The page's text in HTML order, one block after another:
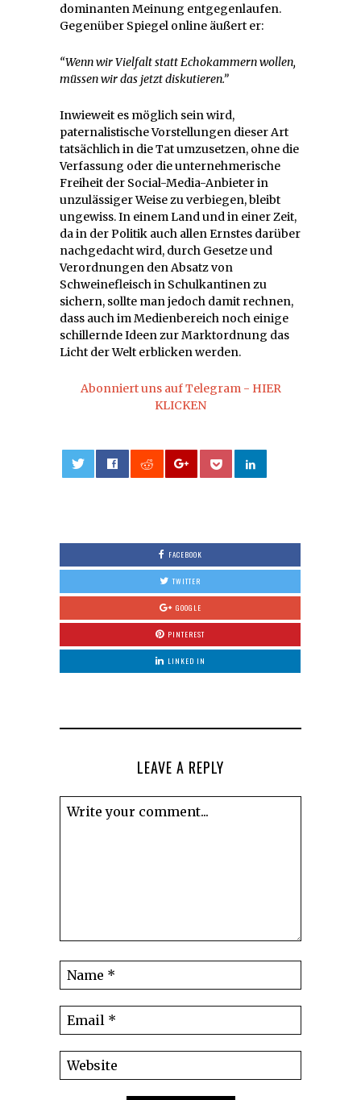
dominanten Meinung entgegenlaufen.
Gegenüber Spiegel online äußert er:
“Wenn wir Vielfalt statt Echokammern wollen,
müssen wir das jetzt diskutieren.”
Inwieweit es möglich sein wird,
paternalistische Vorstellungen dieser Art
tatsächlich in die Tat umzusetzen, ohne die
Verfassung oder die unternehmerische
Freiheit der Social-Media-Anbieter in
unzulässiger Weise zu verbiegen, bleibt
ungewiss. In einem Land und in einer Zeit,
da in der Politik auch allen Ernstes darüber
nachgedacht wird, durch Gesetze und
Verordnungen den Absatz von
Schweinefleisch in Schulkantinen zu
sichern, sollte man jedoch damit rechnen,
dass auch im Medienbereich noch einige
schillernde Ideen zur Marktordnung das
Licht der Welt erblicken werden.
Abonniert uns auf Telegram - HIER
KLICKEN
FACEBOOK
TWITTER
GOOGLE
PINTEREST
LINKED IN
LEAVE A REPLY